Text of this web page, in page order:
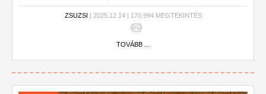
postaládádban keresd, napi 10 extra pontért!
ZSUZSI | 2025.12.14 | 170,994 MEGTEKINTÉS
TOVÁBB ...